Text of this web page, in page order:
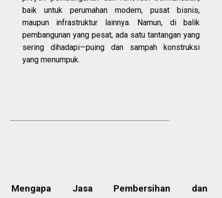
baik untuk perumahan modern, pusat bisnis,
maupun infrastruktur lainnya. Namun, di balik
pembangunan yang pesat, ada satu tantangan yang
sering dihadapi—puing dan sampah konstruksi
yang menumpuk.
Mengapa Jasa Pembersihan dan